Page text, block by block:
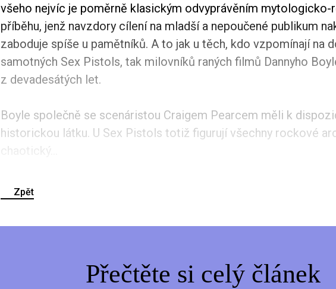
všeho nejvíc je poměrně klasickým odvyprávěním mytologicko-
příběhu, jenž navzdory cílení na mladší a nepoučené publikum
zaboduje spíše u pamětníků. A to jak u těch, kdo vzpomínají na
samotných Sex Pistols, tak milovníků raných filmů Dannyho
z devadesátých let.
Boyle společně se scenáristou Craigem Pearcem měli k
historickou látku. U Sex Pistols totiž figurují všechny rockové
chaotický...
Zpět
Přečtěte si celý článek